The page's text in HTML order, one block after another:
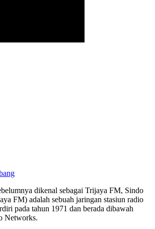
dikenal sebagai Trijaya FM, Sindo
FM) adalah sebuah jaringan stasiun radio
pada tahun 1971 dan berada dibawah
Networks.